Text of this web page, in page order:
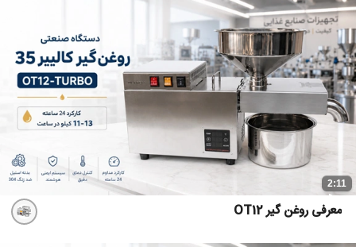
2:11
معرفی روغن گیر OT12